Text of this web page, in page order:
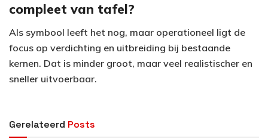
compleet van tafel?
Als symbool leeft het nog, maar operationeel ligt de
focus op verdichting en uitbreiding bij bestaande
kernen. Dat is minder groot, maar veel realistischer en
sneller uitvoerbaar.
Gerelateerd Posts